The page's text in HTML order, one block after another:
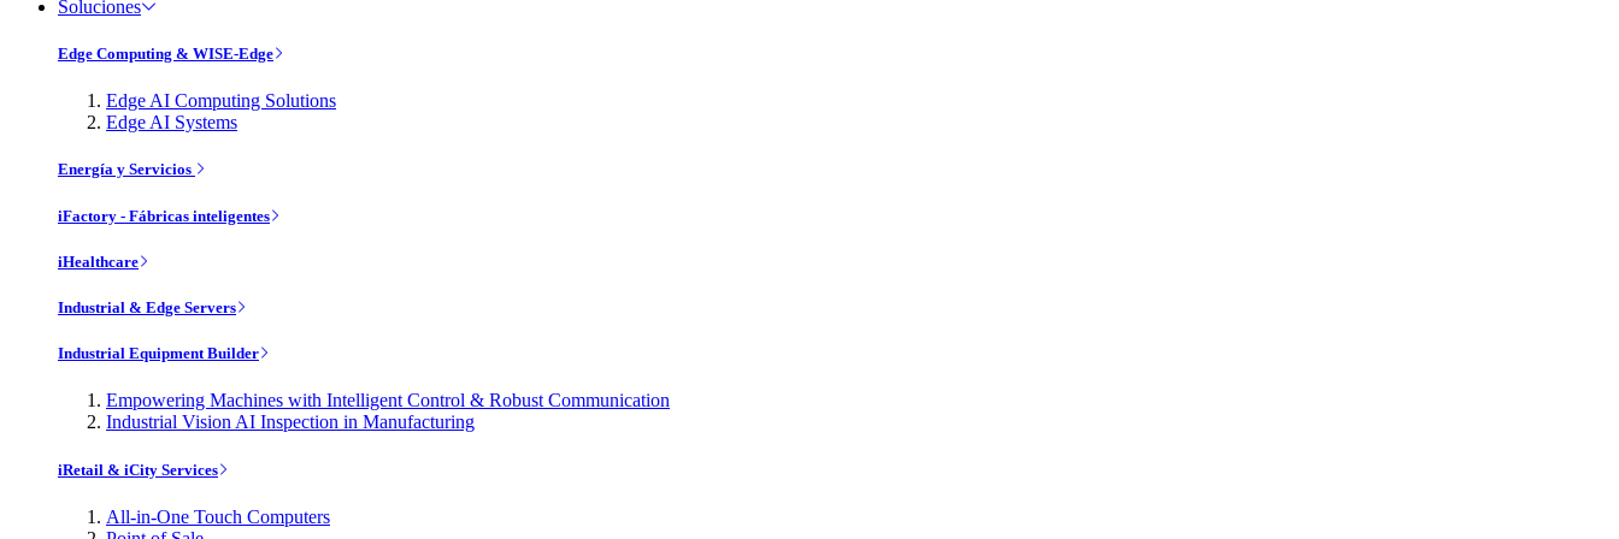
Soluciones
Edge Computing & WISE-Edge
Edge AI Computing Solutions
Edge AI Systems
Energía y Servicios
iFactory - Fábricas inteligentes
iHealthcare
Industrial & Edge Servers
Industrial Equipment Builder
Empowering Machines with Intelligent Control & Robust Communication
Industrial Vision AI Inspection in Manufacturing
iRetail & iCity Services
All-in-One Touch Computers